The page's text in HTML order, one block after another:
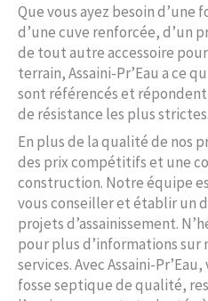
Que vous ayez besoin d’une
d’une cuve renforcée, d’un
de tout autre accessoire
terrain, Assaini-Pr’Eau a ce
sont référencés et
de résistance les plus strictes.
En plus de la qualité de nos
des prix compétitifs et une
construction. Notre équipe
vous conseiller et établir un
projets d’assainissement.
pour plus d’informations sur
services. Avec Assaini-
fosse septique de qualité,